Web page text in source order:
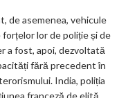
de asemenea, vehicule
lor de poliție și de
a fost, apoi, dezvoltată
fără precedent în
India, poliția
franceză de elită